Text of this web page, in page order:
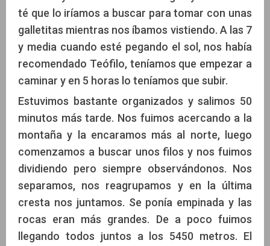
té que lo iríamos a buscar para tomar con unas
galletitas mientras nos íbamos vistiendo. A las 7
y media cuando esté pegando el sol, nos había
recomendado Teófilo, teníamos que empezar a
caminar y en 5 horas lo teníamos que subir.
Estuvimos bastante organizados y salimos 50
minutos más tarde. Nos fuimos acercando a la
montaña y la encaramos más al norte, luego
comenzamos a buscar unos filos y nos fuimos
dividiendo pero siempre observándonos. Nos
separamos, nos reagrupamos y en la última
cresta nos juntamos. Se ponía empinada y las
rocas eran más grandes. De a poco fuimos
llegando todos juntos a los 5450 metros. El